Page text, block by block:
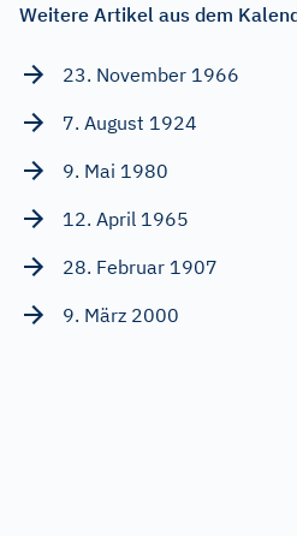
Weitere Artikel aus dem
23. November 1966
7. August 1924
9. Mai 1980
12. April 1965
28. Februar 1907
9. März 2000